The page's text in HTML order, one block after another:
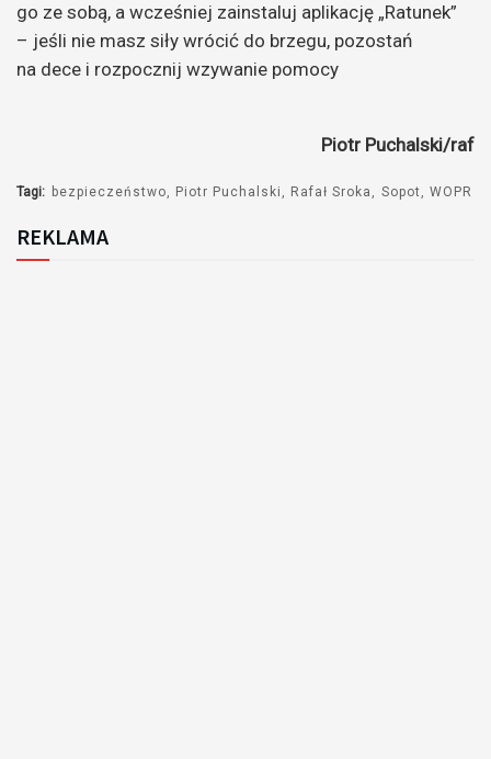
go ze sobą, a wcześniej zainstaluj aplikację „Ratunek”
– jeśli nie masz siły wrócić do brzegu, pozostań
na dece i rozpocznij wzywanie pomocy
Piotr Puchalski/raf
Tagi: bezpieczeństwo Piotr Puchalski Rafał Sroka Sopot WOPR
REKLAMA